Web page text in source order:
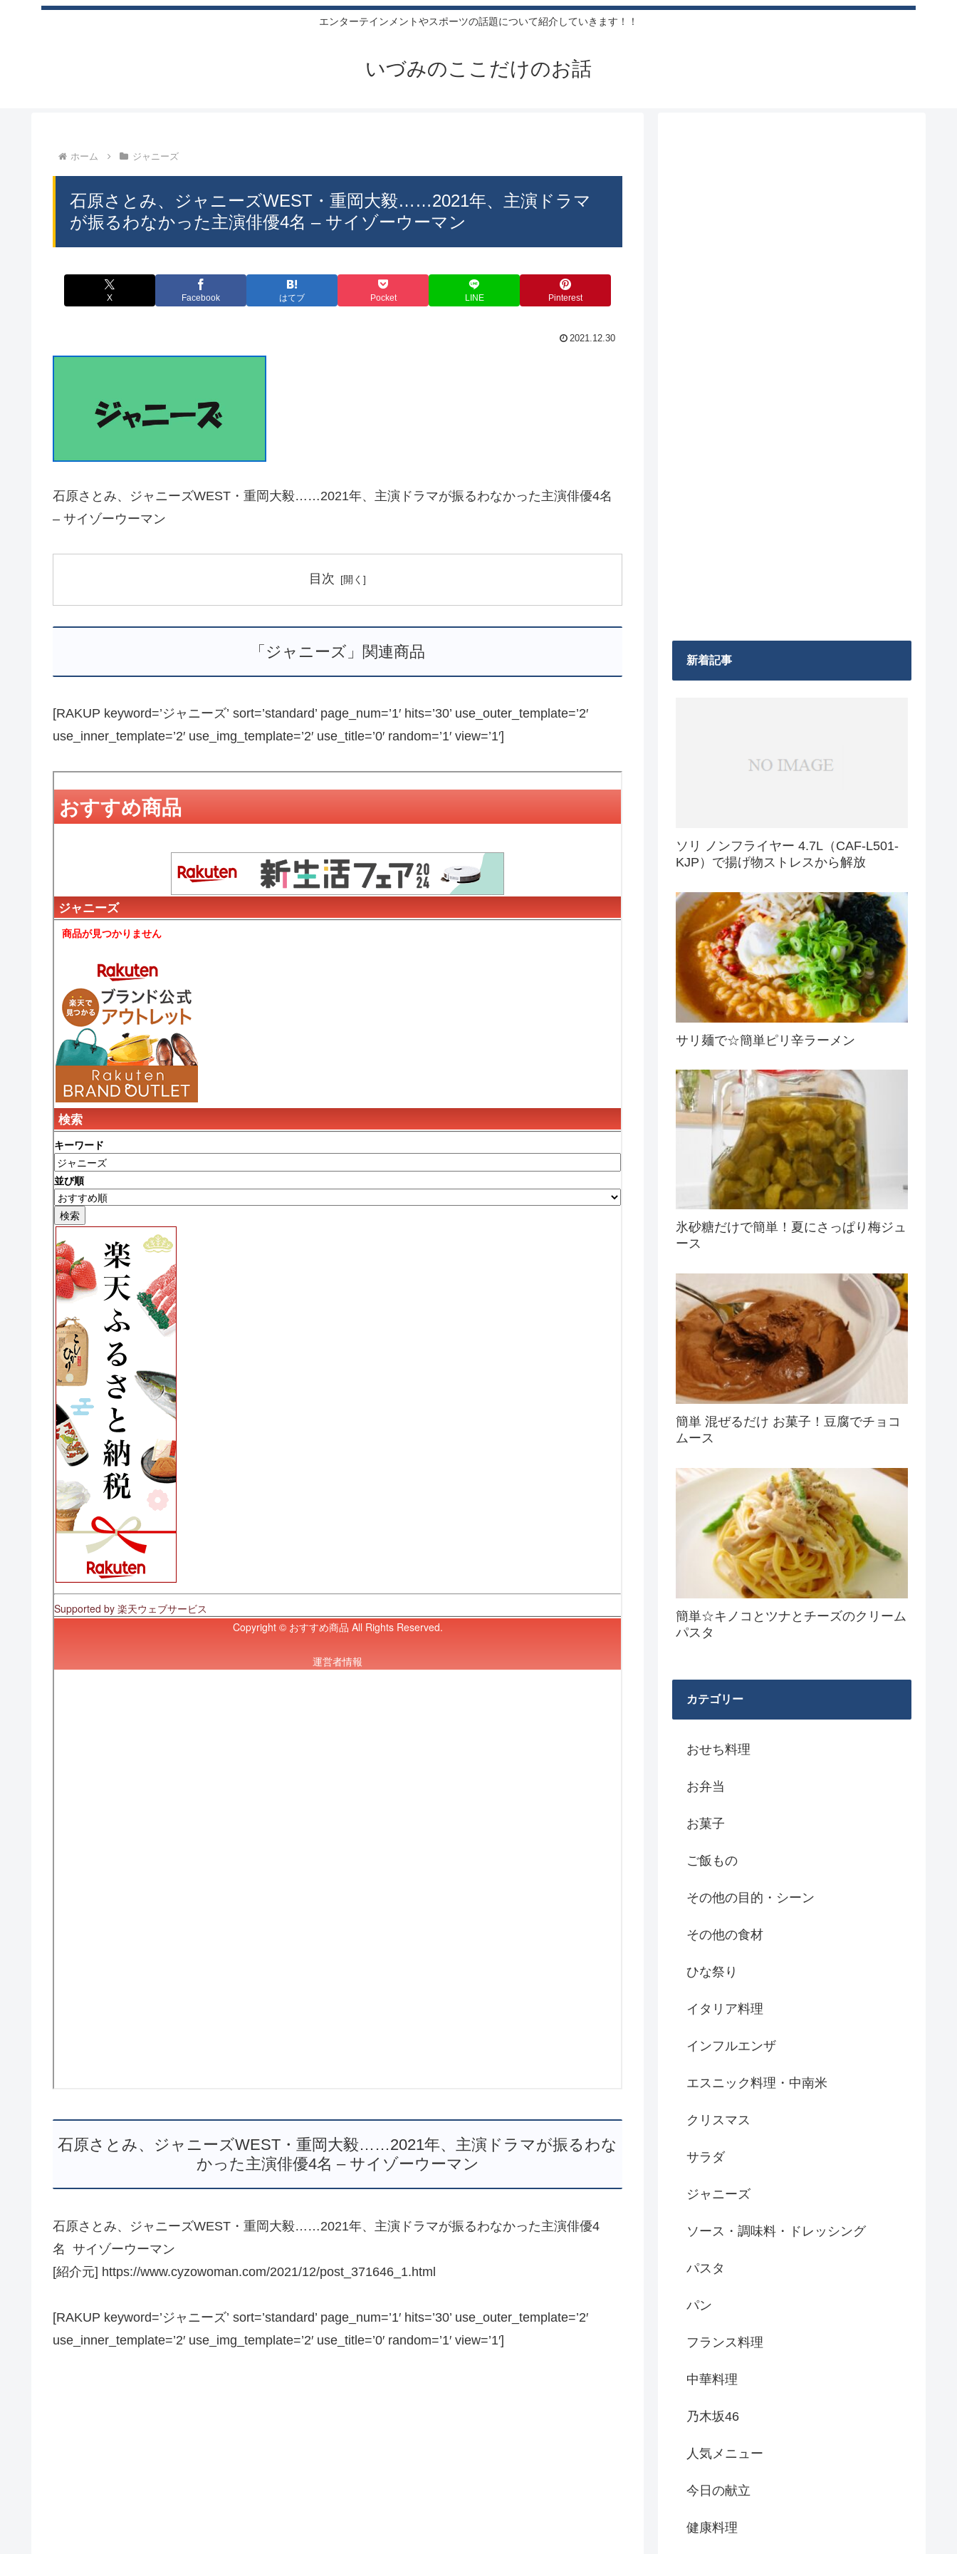
エンターテインメントやスポーツの話題について紹介していきます！！
いづみのここだけのお話
ホーム ジャニーズ
石原さとみ、ジャニーズWEST・重岡大毅……2021年、主演ドラマ
が振るわなかった主演俳優4名 – サイゾーウーマン
X Facebook はてブ Pocket LINE Pinterest
2021.12.30
石原さとみ、ジャニーズWEST・重岡大毅……2021年、主演ドラマが振るわなかった主演俳優4名
– サイゾーウーマン
目次
「ジャニーズ」関連商品
[RAKUP keyword=’ジャニーズ’ sort=’standard’ page_num=’1′ hits=’30’ use_outer_template=’2′
use_inner_template=’2′ use_img_template=’2′ use_title=’0′ random=’1′ view=’1′]
石原さとみ、ジャニーズWEST・重岡大毅……2021年、主演ドラマが振るわな
かった主演俳優4名 – サイゾーウーマン
石原さとみ、ジャニーズWEST・重岡大毅……2021年、主演ドラマが振るわなかった主演俳優4
名 サイゾーウーマン
[紹介元] https://www.cyzowoman.com/2021/12/post_371646_1.html
[RAKUP keyword=’ジャニーズ’ sort=’standard’ page_num=’1′ hits=’30’ use_outer_template=’2′
use_inner_template=’2′ use_img_template=’2′ use_title=’0′ random=’1′ view=’1′]
新着記事
ソリ ノンフライヤー 4.7L（CAF-L501-
KJP）で揚げ物ストレスから解放
サリ麺で☆簡単ピリ辛ラーメン
氷砂糖だけで簡単！夏にさっぱり梅ジュ
ース
簡単 混ぜるだけ お菓子！豆腐でチョコ
ムース
簡単☆キノコとツナとチーズのクリーム
パスタ
カテゴリー
おせち料理
お弁当
お菓子
ご飯もの
その他の目的・シーン
その他の食材
ひな祭り
イタリア料理
インフルエンザ
エスニック料理・中南米
クリスマス
サラダ
ジャニーズ
ソース・調味料・ドレッシング
パスタ
パン
フランス料理
中華料理
乃木坂46
人気メニュー
今日の献立
健康料理